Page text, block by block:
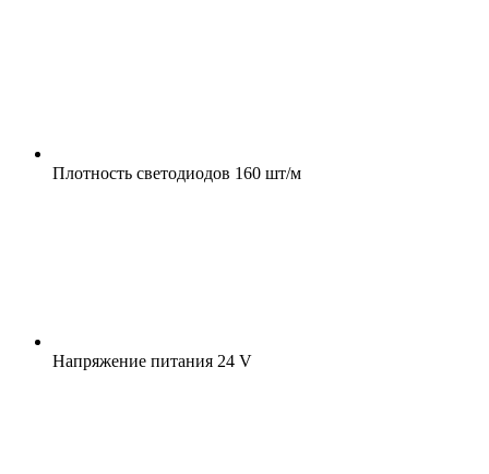
Плотность светодиодов 160 шт/м
Напряжение питания 24 V